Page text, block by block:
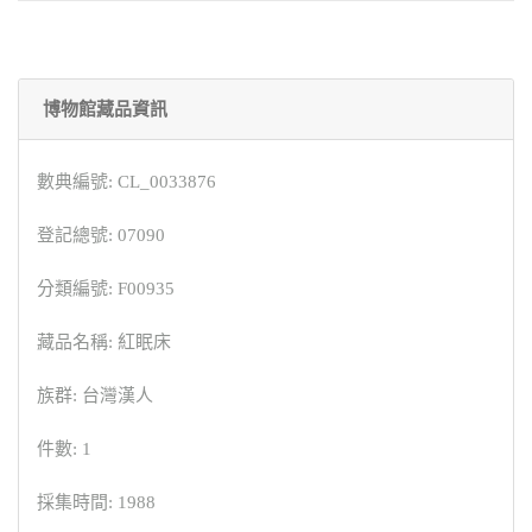
博物館藏品資訊
數典編號: CL_0033876
登記總號: 07090
分類編號: F00935
藏品名稱: 紅眠床
族群: 台灣漢人
件數: 1
採集時間: 1988